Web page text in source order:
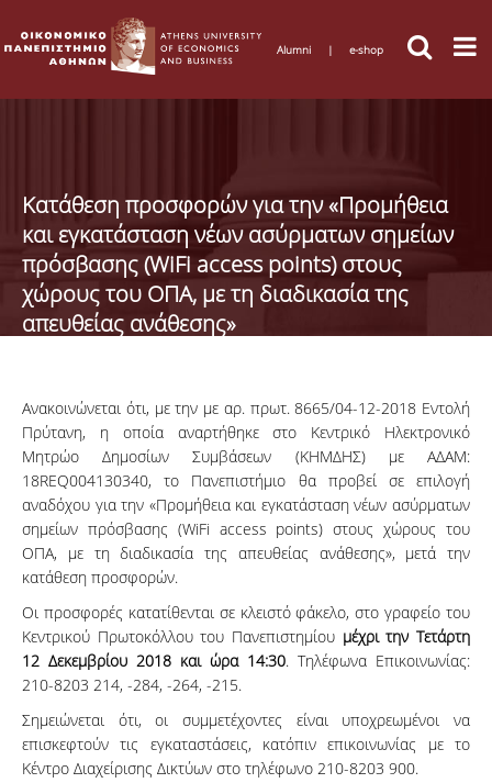
Alumni | e-shop
Κατάθεση προσφορών για την «Προμήθεια
και εγκατάσταση νέων ασύρματων σημείων
πρόσβασης (WiFi access points) στους
χώρους του ΟΠΑ, με τη διαδικασία της
απευθείας ανάθεσης»
Ανακοινώνεται ότι, με την με αρ. πρωτ. 8665/04-12-2018 Εντολή
Πρύτανη, η οποία αναρτήθηκε στο Κεντρικό Ηλεκτρονικό
Μητρώο Δημοσίων Συμβάσεων (ΚΗΜΔΗΣ) με ΑΔΑΜ:
18REQ004130340, το Πανεπιστήμιο θα προβεί σε επιλογή
αναδόχου για την «Προμήθεια και εγκατάσταση νέων ασύρματων
σημείων πρόσβασης (WiFi access points) στους χώρους του
ΟΠΑ, με τη διαδικασία της απευθείας ανάθεσης», μετά την
κατάθεση προσφορών.
Οι προσφορές κατατίθενται σε κλειστό φάκελο, στο γραφείο του
Κεντρικού Πρωτοκόλλου του Πανεπιστημίου μέχρι την Τετάρτη
12 Δεκεμβρίου 2018 και ώρα 14:30. Τηλέφωνα Επικοινωνίας:
210-8203 214, -284, -264, -215.
Σημειώνεται ότι, οι συμμετέχοντες είναι υποχρεωμένοι να
επισκεφτούν τις εγκαταστάσεις, κατόπιν επικοινωνίας με το
Κέντρο Διαχείρισης Δικτύων στο τηλέφωνο 210-8203 900.